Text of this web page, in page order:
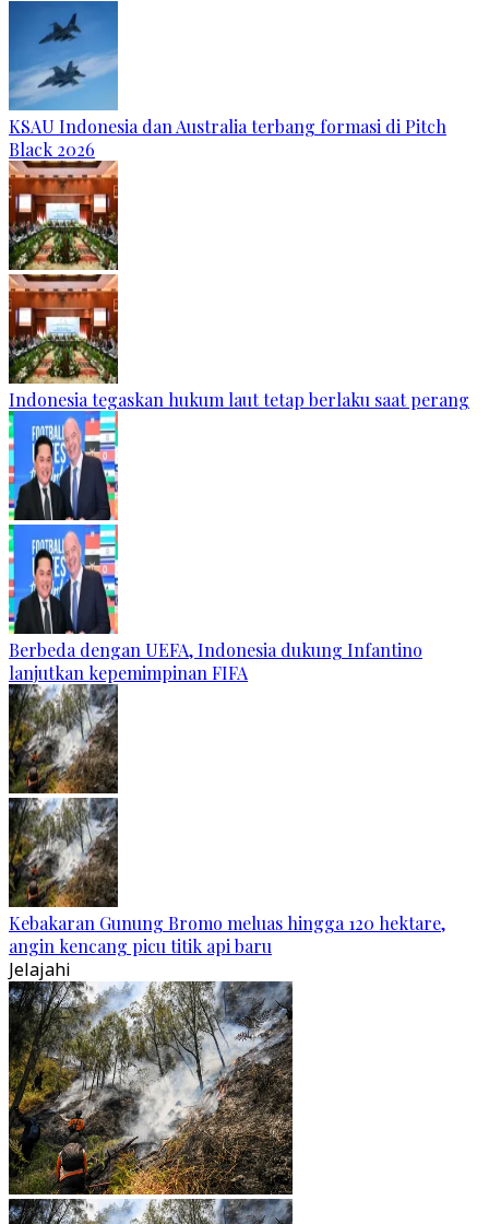
KSAU Indonesia dan Australia terbang formasi di Pitch
Black 2026
Indonesia tegaskan hukum laut tetap berlaku saat perang
Berbeda dengan UEFA, Indonesia dukung Infantino
lanjutkan kepemimpinan FIFA
Kebakaran Gunung Bromo meluas hingga 120 hektare,
angin kencang picu titik api baru
Jelajahi